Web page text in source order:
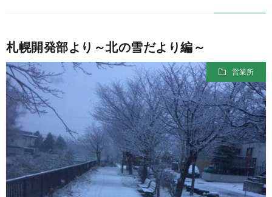
札幌開発部より～北の雪だより編～
営業所